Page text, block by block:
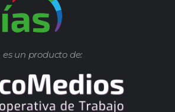
es un producto de: